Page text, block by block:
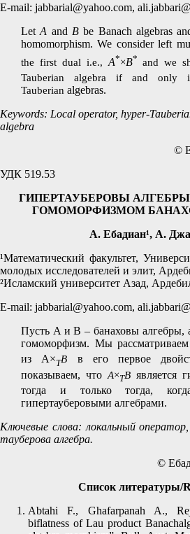
E-mail: jabbarial@yahoo.com,
LetA and B be Banach algebras
homomorphism. We consider left
the first dual i.e., A*×B* and we
Tauberian algebra if and only
Tauberian algebras.
Keywords: Local operator, hyper-
algebra
©
УДК 519.53
ГИПЕРТАУБЕРОВЫ
ГОМОМОРФИЗМОМ
А. Ебадиан¹, A.
¹Математический факультет,
молодых исследователей и элит,
²Исламский университет Азад,
E-mail: jabbarial@yahoo.com,
Пусть A и B – банаховы алгебры,
гомоморфизм. Мы
из A×TB в его первое
показываем, что A×TB является
тогда и только тогда,
гипертауберовыми алгебрами.
Ключевые слова: локальный оператор,
тауберова алгебра.
©
Список литературы/
Abtahi F., Ghafarpanah A.,
biflatness of Lau product